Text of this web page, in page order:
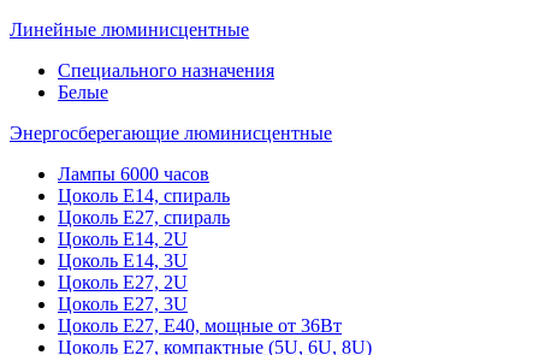
Линейные люминисцентные
Специального назначения
Белые
Энергосберегающие люминисцентные
Лампы 6000 часов
Цоколь Е14, спираль
Цоколь Е27, спираль
Цоколь Е14, 2U
Цоколь Е14, 3U
Цоколь Е27, 2U
Цоколь Е27, 3U
Цоколь Е27, Е40, мощные от 36Вт
Цоколь Е27, компактные (5U, 6U, 8U)